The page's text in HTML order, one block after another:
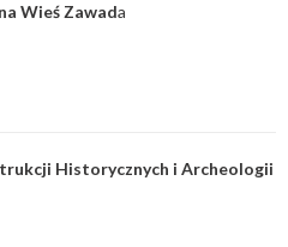
Wieś Zawada
Historycznych i Archeologii